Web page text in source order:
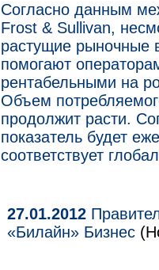
Согласно данным
Frost & Sullivan,
растущие рыночные
помогают
рентабельными на
Объем
продолжит расти.
показатель будет
соответствует
27.01.2012
«Билайн» Бизнес